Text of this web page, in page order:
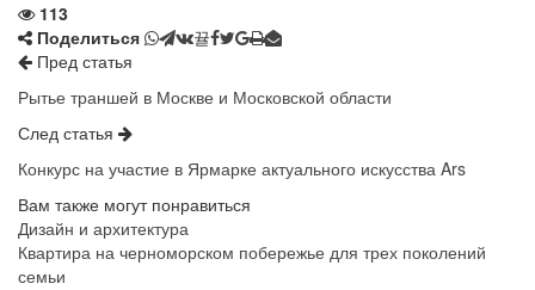
113
Поделиться
Пред статья
Рытье траншей в Москве и Московской области
След статья
Конкурс на участие в Ярмарке актуального искусства Ars
Вам также могут понравиться
Дизайн и архитектура
Квартира на черноморском побережье для трех поколений
семьи